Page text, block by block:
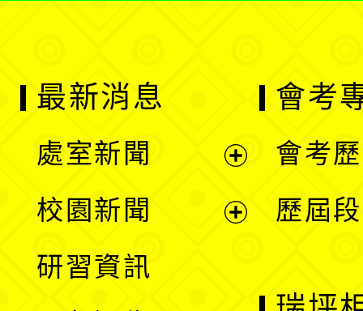
最新消息
處室新聞
校園新聞
研習資訊
會考
會考
歷屆